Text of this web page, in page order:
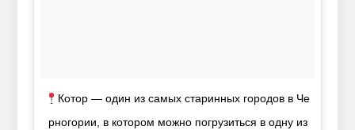
Котор — один из самых старинных городов в Че
рногории, в котором можно погрузиться в одну из